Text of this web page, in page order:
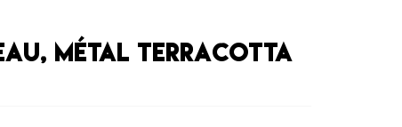
métal terracotta